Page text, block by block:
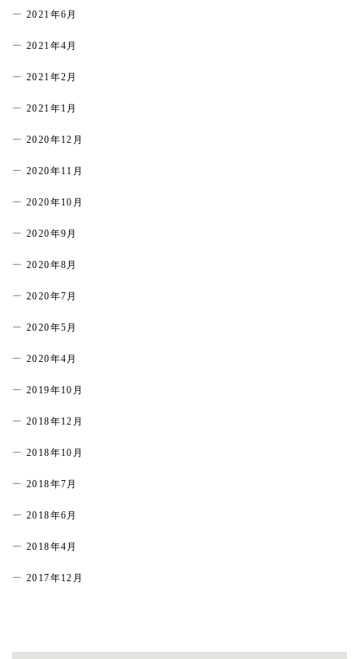
2021年6月
2021年4月
2021年2月
2021年1月
2020年12月
2020年11月
2020年10月
2020年9月
2020年8月
2020年7月
2020年5月
2020年4月
2019年10月
2018年12月
2018年10月
2018年7月
2018年6月
2018年4月
2017年12月